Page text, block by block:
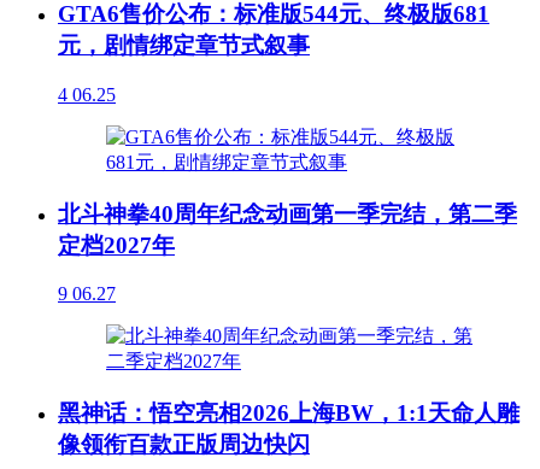
GTA6售价公布：标准版544元、终极版681
元，剧情绑定章节式叙事
4 06.25
北斗神拳40周年纪念动画第一季完结，第二季
定档2027年
9 06.27
黑神话：悟空亮相2026上海BW，1:1天命人雕
像领衔百款正版周边快闪